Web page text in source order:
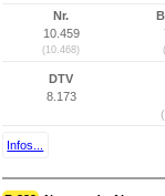
Nr.
10.459
(10.468)
DTV
8.173
Infos...